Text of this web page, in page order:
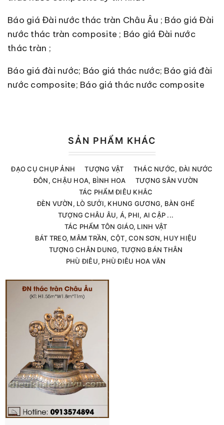
Báo giá Đài nước thác tràn Châu Âu ; Báo giá Đài
nước thác tràn composite ; Báo giá Đài nước
thác tràn ;
Báo giá đài nước; Báo giá thác nước; Báo giá đài
nước composite; Báo giá thác nước composite
SẢN PHẨM KHÁC
ĐẠO CỤ CHỤP ẢNH TƯỢNG VẬT
THÁC NƯỚC, ĐÀI NƯỚC
ĐÔN, CHẬU HOA, BÌNH HOA
TƯỢNG SÂN VƯỜN
TÁC PHẨM ĐIÊU KHẮC
ĐÈN VƯỜN, LÒ SƯỞI, KHUNG GƯƠNG, BÀN GHẾ
TƯỢNG CHÂU ÂU, Á, PHI, AI CẬP ...
TÁC PHẨM TÔN GIÁO, LINH VẬT
BÁT TREO, MÂM TRẦN, CỘT, CON SƠN, HUY HIỆU
TƯỢNG CHÂN DUNG, TƯỢNG BÁN THÂN
PHÙ ĐIÊU, PHÙ ĐIÊU HOA VĂN